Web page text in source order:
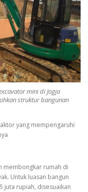
mini di Jogja
struktur bangunan
yang mempengaruhi
membongkar rumah di
Untuk luasan bangun
juta rupiah, disesuaikan